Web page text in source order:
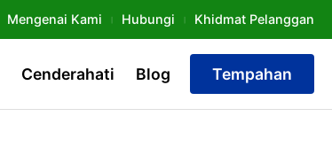
Mengenai Kami Hubungi Khidmat Pelanggan
Cenderahati Blog Tempahan